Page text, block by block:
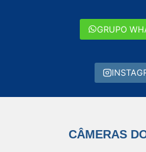
GRUPO
CÂMERAS